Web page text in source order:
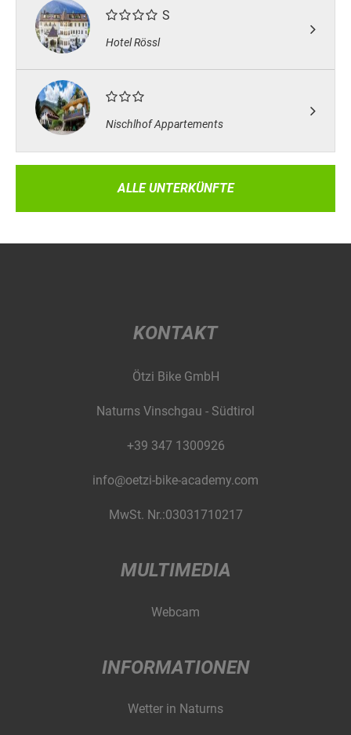
S
Hotel Rössl
Nischlhof Appartements
ALLE UNTERKÜNFTE
KONTAKT
Ötzi Bike GmbH
Naturns Vinschgau - Südtirol
+39 347 1300926
info@oetzi-bike-academy.com
MwSt. Nr.:03031710217
MULTIMEDIA
Webcam
INFORMATIONEN
Wetter in Naturns